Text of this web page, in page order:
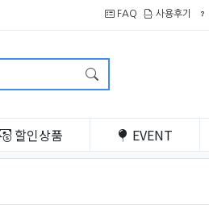
FAQ 사용후기
할인상품 EVENT